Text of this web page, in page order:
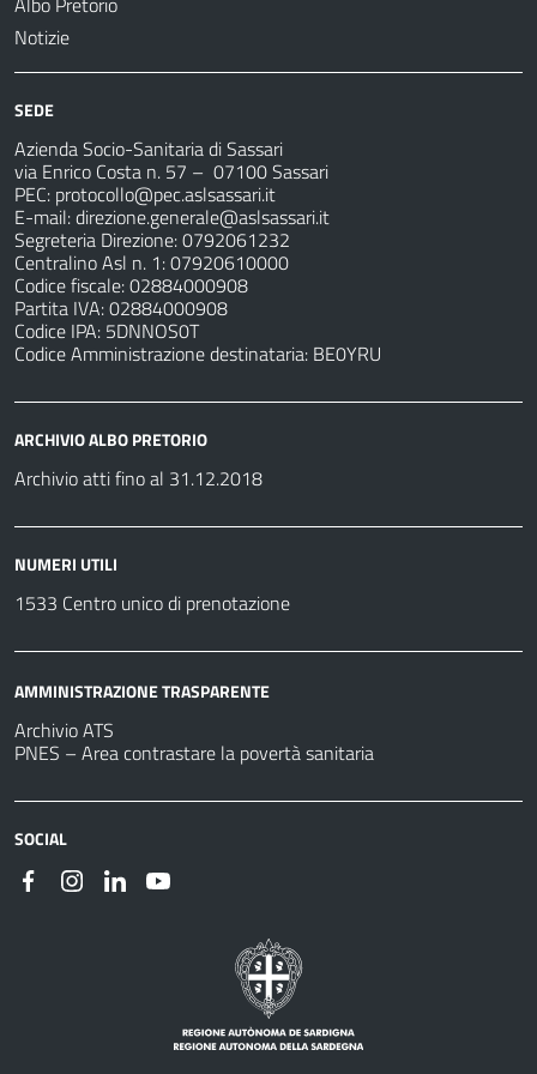
Notizie
SEDE
Azienda Socio-Sanitaria di Sassari
via Enrico Costa n. 57 – 07100 Sassari
PEC: protocollo@pec.aslsassari.it
E-mail:direzione.generale@aslsassari.it
Segreteria Direzione: 0792061232
Centralino Asl n. 1: 07920610000
Codice fiscale: 02884000908
Partita IVA: 02884000908
Codice IPA: 5DNNOS0T
Codice Amministrazione destinataria: BE0YRU
ARCHIVIO ALBO PRETORIO
Archivio atti fino al 31.12.2018
NUMERI UTILI
1533 Centro unico di prenotazione
AMMINISTRAZIONE TRASPARENTE
Archivio ATS
PNES – Area contrastare la povertà sanitaria
SOCIAL